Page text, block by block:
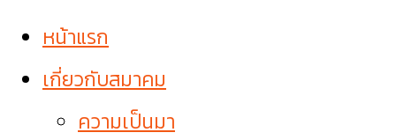
หน้าแรก
เกี่ยวกับสมาคม
ความเป็นมา